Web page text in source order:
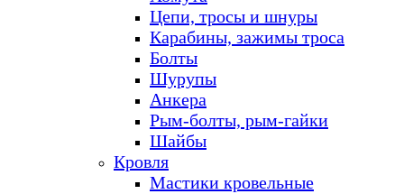
Цепи, тросы и шнуры
Карабины, зажимы троса
Болты
Шурупы
Анкера
Рым-болты, рым-гайки
Шайбы
Кровля
Мастики кровельные